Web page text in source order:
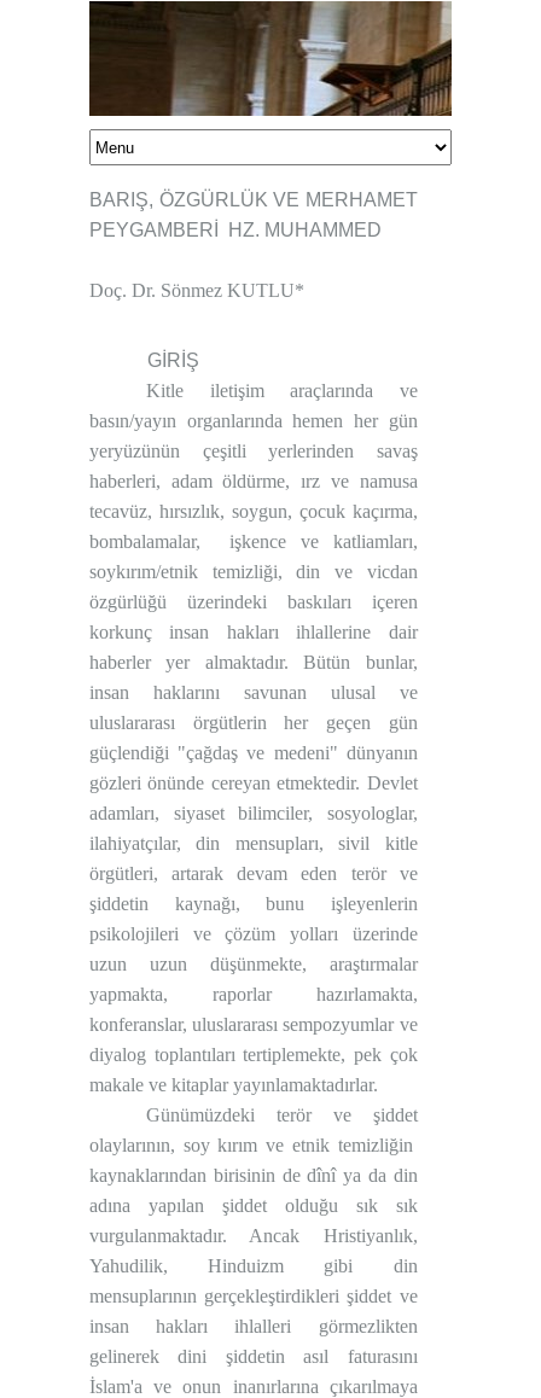
BARIŞ, ÖZGÜRLÜK VE MERHAMET
PEYGAMBERİ
HZ. MUHAMMED
Doç. Dr. Sönmez KUTLU*
GİRİŞ
Kitle iletişim araçlarında ve
basın/yayın organlarında hemen her gün
yeryüzünün çeşitli yerlerinden savaş
haberleri, adam öldürme, ırz ve namusa
tecavüz, hırsızlık, soygun, çocuk kaçırma,
bombalamalar,
işkence ve katliamları,
soykırım/etnik temizliği, din ve vicdan
özgürlüğü üzerindeki baskıları içeren
korkunç insan hakları ihlallerine dair
haberler yer almaktadır. Bütün bunlar,
insan haklarını savunan ulusal ve
uluslararası örgütlerin her geçen gün
güçlendiği "çağdaş ve medeni" dünyanın
gözleri önünde cereyan etmektedir. Devlet
adamları, siyaset bilimciler, sosyologlar,
ilahiyatçılar, din mensupları, sivil kitle
örgütleri, artarak devam eden terör ve
şiddetin kaynağı, bunu işleyenlerin
psikolojileri ve çözüm yolları üzerinde
uzun uzun düşünmekte, araştırmalar
yapmakta, raporlar hazırlamakta,
konferanslar, uluslararası sempozyumlar ve
diyalog toplantıları tertiplemekte, pek çok
makale ve kitaplar yayınlamaktadırlar.
Günümüzdeki terör ve şiddet
olaylarının, soy kırım ve etnik temizliğin
kaynaklarından birisinin de dînî ya da din
adına yapılan şiddet olduğu sık sık
vurgulanmaktadır. Ancak Hristiyanlık,
Yahudilik, Hinduizm gibi din
mensuplarının gerçekleştirdikleri şiddet ve
insan hakları ihlalleri görmezlikten
gelinerek dini şiddetin asıl faturasını
İslam'a ve onun inanırlarına çıkarılmaya